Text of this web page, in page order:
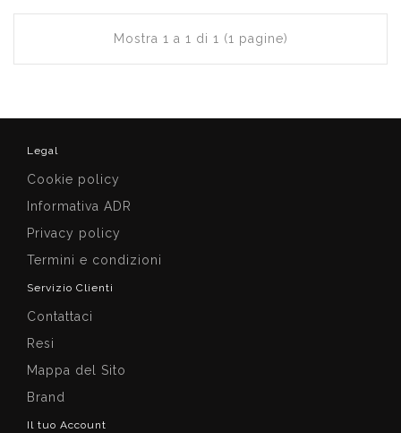
Mostra 1 a 1 di 1 (1 pagine)
Legal
Cookie policy
Informativa ADR
Privacy policy
Termini e condizioni
Servizio Clienti
Contattaci
Resi
Mappa del Sito
Brand
Il tuo Account